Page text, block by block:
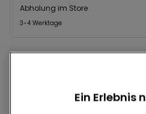
Abholung im Store
3-4 Werktage
Ein Erlebnis